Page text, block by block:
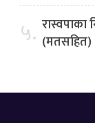
५. रास्वपाका
(मतसहित)